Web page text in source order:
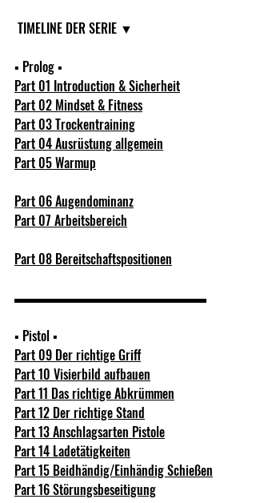
TIMELINE DER SERIE ▼
▪ Prolog ▪
Part 01 Introduction & Sicherheit
Part 02 Mindset & Fitness
Part 03 Trockentraining
Part 04 Ausrüstung allgemein
Part 05 Warmup
Part 06 Augendominanz
Part 07 Arbeitsbereich
Part 08 Bereitschaftspositionen
▬▬▬▬▬▬▬▬▬▬▬▬▬▬▬
▪ Pistol ▪
Part 09 Der richtige Griff
Part 10 Visierbild aufbauen
Part 11 Das richtige Abkrümmen
Part 12 Der richtige Stand
Part 13 Anschlagsarten Pistole
Part 14 Ladetätigkeiten
Part 15 Beidhändig/Einhändig Schießen
Part 16 Störungsbeseitigung